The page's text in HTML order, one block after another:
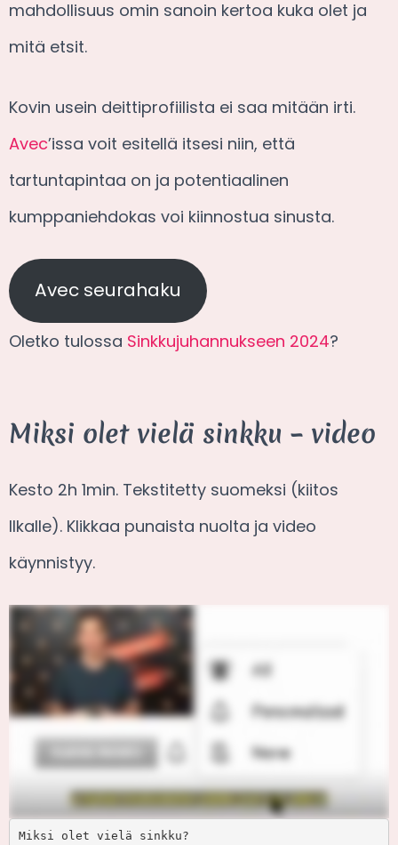
mahdollisuus omin sanoin kertoa kuka olet ja
mitä etsit.
Kovin usein deittiprofiilista ei saa mitään irti.
Avec’issa voit esitellä itsesi niin, että
tartuntapintaa on ja potentiaalinen
kumppaniehdokas voi kiinnostua sinusta.
Avec seurahaku
Oletko tulossa Sinkkujuhannukseen 2024?
Miksi olet vielä sinkku – video
Kesto 2h 1min. Tekstitetty suomeksi (kiitos
Ilkalle). Klikkaa punaista nuolta ja video
käynnistyy.